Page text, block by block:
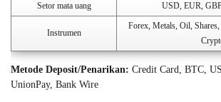
Setor mata uang
USD, EUR,
Instrumen
Forex, Metals, Oil,
Metode Deposit/Penarikan: Credit Card, BTC,
UnionPay, Bank Wire